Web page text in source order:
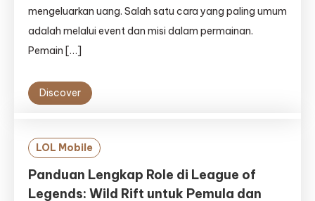
mengeluarkan uang. Salah satu cara yang paling umum
adalah melalui event dan misi dalam permainan.
Pemain […]
Discover
LOL Mobile
Panduan Lengkap Role di League of
Legends: Wild Rift untuk Pemula dan